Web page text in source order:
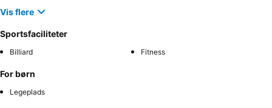
Vis flere
Sportsfaciliteter
Billiard Fitness
For børn
Legeplads